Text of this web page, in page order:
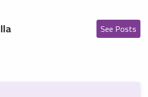
See Posts